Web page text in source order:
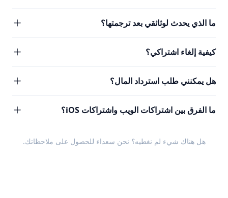
ما الذي يحدث لوثائقي بعد ترجمتها؟
كيفية إلغاء اشتراكي؟
هل يمكنني طلب استرداد المال؟
ما الفرق بين اشتراكات الويب واشتراكات iOS؟
هل هناك شيء لم نغطيه؟ نحن سعداء للحصول على ملاحظاتك.